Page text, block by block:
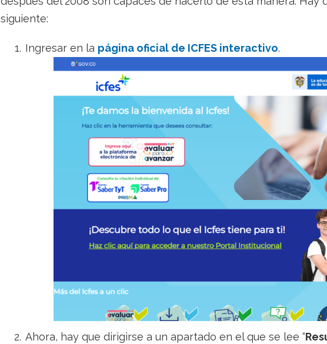
siguiente:
Ingresar en la página oficial de ICFES interactivo.
Ahora, hay que dirigirse a un apartado en el que se lee “